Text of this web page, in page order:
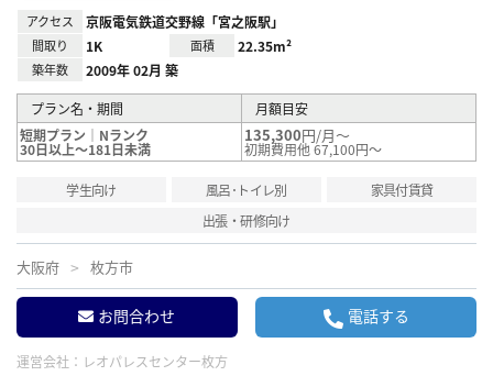
アクセス 京阪電気鉄道交野線「宮之阪駅」
間取り 1K 面積 22.35m²
築年数 2009年 02月 築
プラン名・期間
月額目安
短期プラン｜Nランク
30日以上～181日未満
135,300円/月～
初期費用他 67,100円～
学生向け 風呂･トイレ別
家具付賃貸
出張・研修向け
大阪府 枚方市
お問合わせ 電話する
運営会社： レオパレスセンター枚方